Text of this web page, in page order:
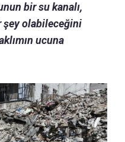
bir su kanalı,
şey olabileceğini
ucuna